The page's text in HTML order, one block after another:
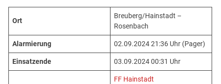
Ort
Breuberg/Hainstadt –
Rosenbach
Alarmierung 02.09.2024 21:36 Uhr (Pager)
Einsatzende 03.09.2024 00:31 Uhr
FF Hainstadt